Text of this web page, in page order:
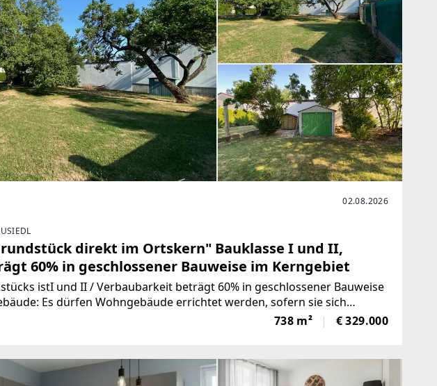
02.08.2026
direkt im Ortskern" Bauklasse I und II,
60% in geschlossener Bauweise im Kerngebiet
istI und II / Verbaubarkeit beträgt 60% in geschlossener Bauweise
738 m² € 329.000